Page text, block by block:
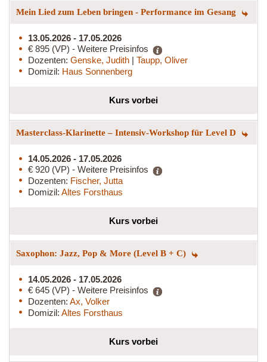
Mein Lied zum Leben bringen - Performance im Gesang
13.05.2026 - 17.05.2026
€ 895 (VP) - Weitere Preisinfos
Dozenten: Genske, Judith | Taupp, Oliver
Domizil: Haus Sonnenberg
Kurs vorbei
Masterclass-Klarinette – Intensiv-Workshop für Level D
14.05.2026 - 17.05.2026
€ 920 (VP) - Weitere Preisinfos
Dozenten: Fischer, Jutta
Domizil: Altes Forsthaus
Kurs vorbei
Saxophon: Jazz, Pop & More (Level B + C)
14.05.2026 - 17.05.2026
€ 645 (VP) - Weitere Preisinfos
Dozenten: Ax, Volker
Domizil: Altes Forsthaus
Kurs vorbei